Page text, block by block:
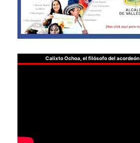
Calixto Ochoa, el filósofo del acordeón